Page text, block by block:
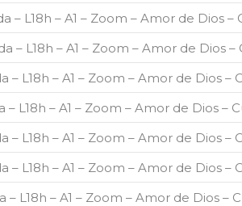
– L18h – A1 – Zoom – Amor de Dios –
– L18h – A1 – Zoom – Amor de Dios –
– L18h – A1 – Zoom – Amor de Dios –
– L18h – A1 – Zoom – Amor de Dios –
– L18h – A1 – Zoom – Amor de Dios –
– L18h – A1 – Zoom – Amor de Dios –
– L18h – A1 – Zoom – Amor de Dios –